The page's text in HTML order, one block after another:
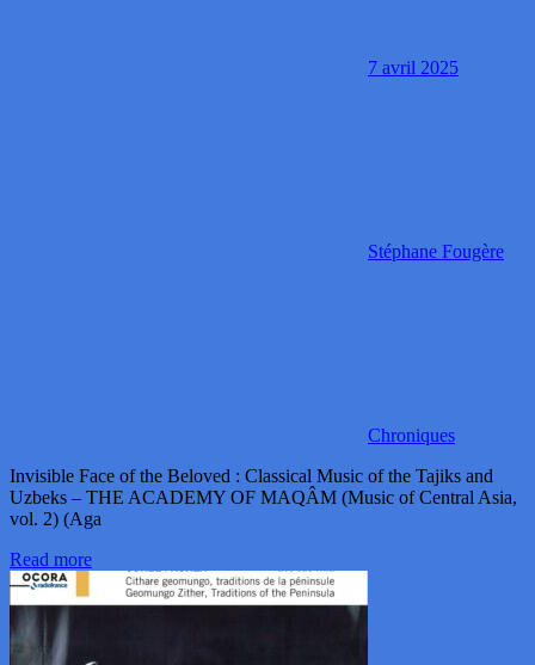
7 avril 2025
Stéphane Fougère
Chroniques
Invisible Face of the Beloved : Classical Music of the Tajiks and
Uzbeks – THE ACADEMY OF MAQÂM (Music of Central Asia,
vol. 2) (Aga
Read more